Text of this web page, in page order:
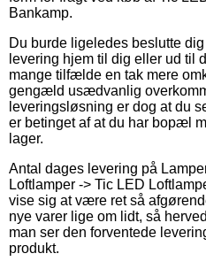
Bankamp.
Du burde ligeledes beslutte
levering hjem til dig eller ud til
mange tilfælde en tak mere
gengæld usædvanlig
leveringsløsning er dog at du
er betinget af at du har bopæl
lager.
Antal dages levering på
Loftlamper -> Tic LED
vise sig at være ret så
nye varer lige om lidt, så
man ser den forventede
produkt.